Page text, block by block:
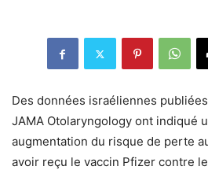
Des données israéliennes
JAMA Otolaryngology ont indiqué
augmentation du risque de perte
avoir reçu le vaccin Pfizer contre